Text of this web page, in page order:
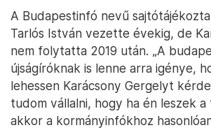
A Budapestinfó nevű
Tarlós István vezette évekig, de
nem folytatta 2019 után. „A
újságíróknak is lenne arra igénye,
lehessen Karácsony Gergelyt
tudom vállalni, hogy ha én leszek
akkor a kormányinfókhoz